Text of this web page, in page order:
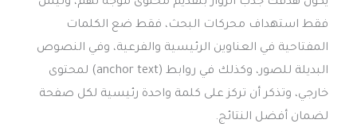
فقط استهداف محركات البحث، فقط ضع الكلمات
المفتاحية في العناوين الرئيسية والفرعية، وفي النصوص
البديلة للصور، وكذلك في روابط (anchor text) لمحتوى
خارجي، وتذكر أن تركز على كلمة واحدة رئيسية لكل صفحة
لضمان أفضل النتائج.